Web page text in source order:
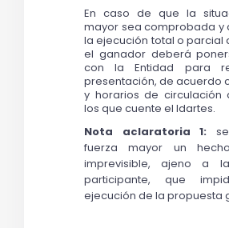
En caso de que la
mayor sea comprobada y
la ejecución total o parcial
el ganador deberá
con la Entidad para
presentación, de acuerdo
y horarios de circulación
los que cuente el Idartes.
Nota aclaratoria 1:
fuerza mayor un
imprevisible, ajeno a
participante, que
ejecución de la propuesta